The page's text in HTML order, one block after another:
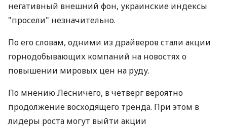
негативный внешний фон, украинские индексы
"просели" незначительно.
По его словам, одними из драйверов стали акции
горнодобывающих компаний на новостях о
повышении мировых цен на руду.
По мнению Лесничего, в четверг вероятно
продолжение восходящего тренда. При этом в
лидеры роста могут выйти акции